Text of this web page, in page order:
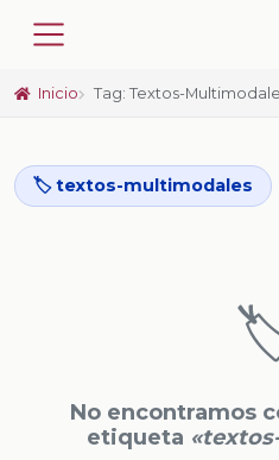
Inicio Tag: Textos-
🏷️ textos-multimodales
No encontramos
etiqueta